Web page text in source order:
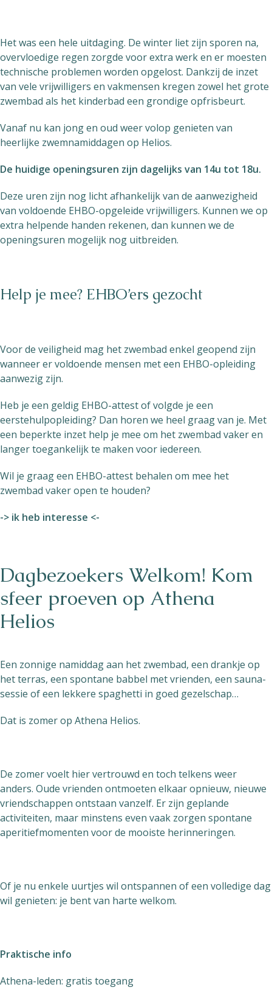
Het was een hele uitdaging. De winter liet zijn sporen na,
overvloedige regen zorgde voor extra werk en er moesten
technische problemen worden opgelost. Dankzij de inzet
van vele vrijwilligers en vakmensen kregen zowel het grote
zwembad als het kinderbad een grondige opfrisbeurt.
Vanaf nu kan jong en oud weer volop genieten van
heerlijke zwemnamiddagen op Helios.
De huidige openingsuren zijn dagelijks van 14u tot 18u.
Deze uren zijn nog licht afhankelijk van de aanwezigheid
van voldoende EHBO-opgeleide vrijwilligers. Kunnen we op
extra helpende handen rekenen, dan kunnen we de
openingsuren mogelijk nog uitbreiden.
Help je mee? EHBO’ers gezocht
Voor de veiligheid mag het zwembad enkel geopend zijn
wanneer er voldoende mensen met een EHBO-opleiding
aanwezig zijn.
Heb je een geldig EHBO-attest of volgde je een
eerstehulpopleiding? Dan horen we heel graag van je. Met
een beperkte inzet help je mee om het zwembad vaker en
langer toegankelijk te maken voor iedereen.
Wil je graag een EHBO-attest behalen om mee het
zwembad vaker open te houden?
-> ik heb interesse <-
Dagbezoekers Welkom! Kom
sfeer proeven op Athena
Helios
Een zonnige namiddag aan het zwembad, een drankje op
het terras, een spontane babbel met vrienden, een sauna-
sessie of een lekkere spaghetti in goed gezelschap…
Dat is zomer op Athena Helios.
De zomer voelt hier vertrouwd en toch telkens weer
anders. Oude vrienden ontmoeten elkaar opnieuw, nieuwe
vriendschappen ontstaan vanzelf. Er zijn geplande
activiteiten, maar minstens even vaak zorgen spontane
aperitiefmomenten voor de mooiste herinneringen.
Of je nu enkele uurtjes wil ontspannen of een volledige dag
wil genieten: je bent van harte welkom.
Praktische info
Athena-leden: gratis toegang